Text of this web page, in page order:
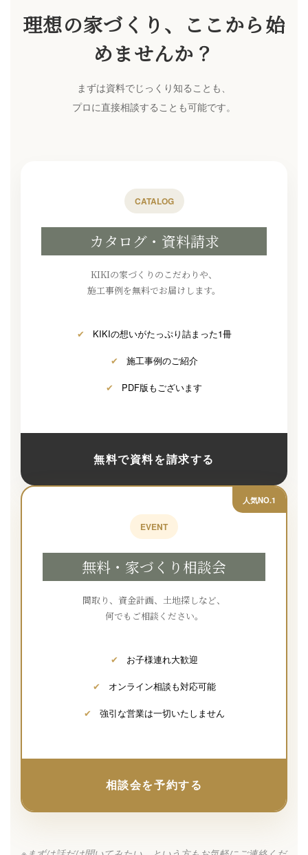
理想の家づくり、ここから始
めませんか？
まずは資料でじっくり知ることも、
プロに直接相談することも可能です。
CATALOG
カタログ・資料請求
KIKIの家づくりのこだわりや、
施工事例を無料でお届けします。
✔ KIKIの想いがたっぷり詰まった1冊
✔ 施工事例のご紹介
✔ PDF版もございます
無料で資料を請求する
人気NO.1
EVENT
無料・家づくり相談会
間取り、資金計画、土地探しなど、
何でもご相談ください。
✔ お子様連れ大歓迎
✔ オンライン相談も対応可能
✔ 強引な営業は一切いたしません
相談会を予約する